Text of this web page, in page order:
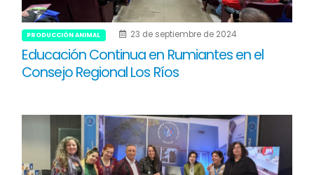
PRODUCCIÓN ANIMAL 23 de septiembre de 2024
Educación Continua en Rumiantes en el
Consejo Regional Los Ríos